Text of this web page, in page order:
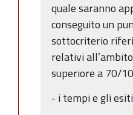
quale saranno
conseguito un
sottocriterio
relativi
superiore a 70/
- i tempi e gli